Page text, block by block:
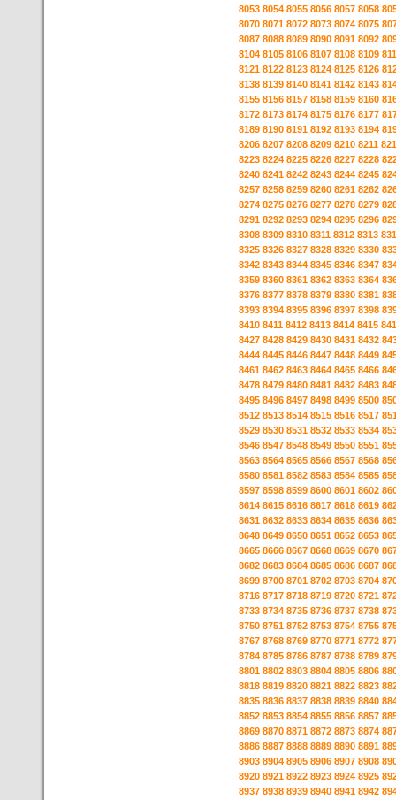
8053 8054 8055 8056 8057 8058
8070 8071 8072 8073 8074 8075
8087 8088 8089 8090 8091 8092
8104 8105 8106 8107 8108 8109
8121 8122 8123 8124 8125 8126
8138 8139 8140 8141 8142 8143
8155 8156 8157 8158 8159 8160
8172 8173 8174 8175 8176 8177
8189 8190 8191 8192 8193 8194
8206 8207 8208 8209 8210 8211
8223 8224 8225 8226 8227 8228
8240 8241 8242 8243 8244 8245
8257 8258 8259 8260 8261 8262
8274 8275 8276 8277 8278 8279
8291 8292 8293 8294 8295 8296
8308 8309 8310 8311 8312 8313
8325 8326 8327 8328 8329 8330
8342 8343 8344 8345 8346 8347
8359 8360 8361 8362 8363 8364
8376 8377 8378 8379 8380 8381
8393 8394 8395 8396 8397 8398
8410 8411 8412 8413 8414 8415
8427 8428 8429 8430 8431 8432
8444 8445 8446 8447 8448 8449
8461 8462 8463 8464 8465 8466
8478 8479 8480 8481 8482 8483
8495 8496 8497 8498 8499 8500
8512 8513 8514 8515 8516 8517
8529 8530 8531 8532 8533 8534
8546 8547 8548 8549 8550 8551
8563 8564 8565 8566 8567 8568
8580 8581 8582 8583 8584 8585
8597 8598 8599 8600 8601 8602
8614 8615 8616 8617 8618 8619
8631 8632 8633 8634 8635 8636
8648 8649 8650 8651 8652 8653
8665 8666 8667 8668 8669 8670
8682 8683 8684 8685 8686 8687
8699 8700 8701 8702 8703 8704
8716 8717 8718 8719 8720 8721
8733 8734 8735 8736 8737 8738
8750 8751 8752 8753 8754 8755
8767 8768 8769 8770 8771 8772
8784 8785 8786 8787 8788 8789
8801 8802 8803 8804 8805 8806
8818 8819 8820 8821 8822 8823
8835 8836 8837 8838 8839 8840
8852 8853 8854 8855 8856 8857
8869 8870 8871 8872 8873 8874
8886 8887 8888 8889 8890 8891
8903 8904 8905 8906 8907 8908
8920 8921 8922 8923 8924 8925
8937 8938 8939 8940 8941 8942